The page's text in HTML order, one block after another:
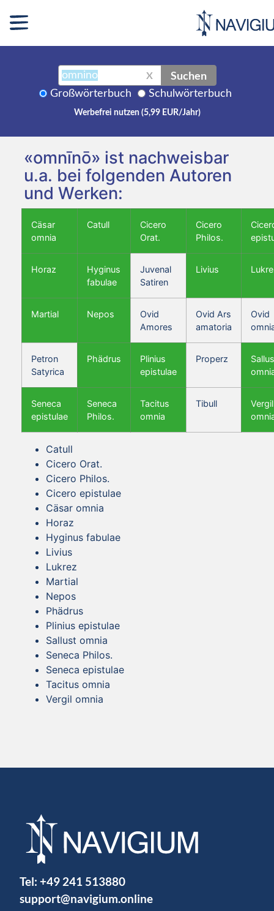
X Suchen
Großwörterbuch Schulwörterbuch
Werbefrei nutzen (5,99 EUR/Jahr)
«omnīnō» ist nachweisbar
u.a. bei folgenden Autoren
und Werken:
Cäsar
omnia
Catull
Cicero
Orat.
Cicero
Philos.
Horaz
Hyginus
fabulae
Juvenal
Satiren
Livius
Martial Nepos
Ovid
Amores
Ovid Ars
amatoria
Ovid
Petron
Satyrica
Phädrus
Plinius
epistulae
Properz
Seneca
epistulae
Seneca
Philos.
Tacitus
omnia
Tibull
Vergil
Catull
Cicero Orat.
Cicero Philos.
Cicero epistulae
Cäsar omnia
Horaz
Hyginus fabulae
Livius
Lukrez
Martial
Nepos
Phädrus
Plinius epistulae
Sallust omnia
Seneca Philos.
Seneca epistulae
Tacitus omnia
Vergil omnia
Tel: +49 241 513880
support@navigium.online